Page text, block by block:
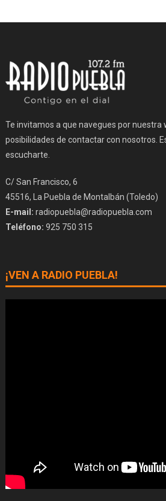
Te invitamos a que navegues por nuestra
posibilidades de contactar con nosotros.
escucharte.
C/ San Francisco, 6
45516, La Puebla de Montalbán (Toledo)
E-mail: radiopuebla@radiopuebla.com
Teléfono: 925 750 315
¡VEN A RADIO PUEBLA!